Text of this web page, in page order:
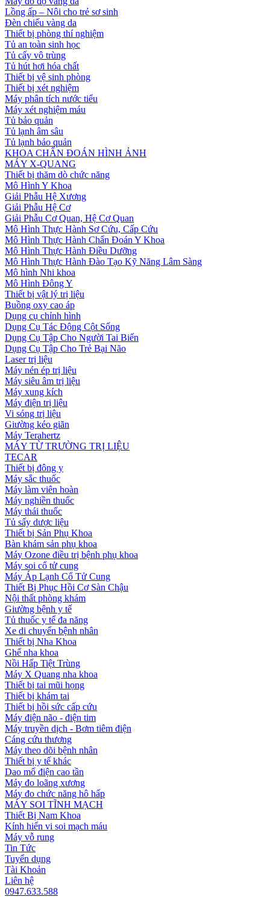
Lồng ấp – Nôi cho trẻ sơ sinh
Đèn chiếu vàng da
Thiết bị phòng thí nghiệm
Tủ an toàn sinh học
Tủ cấy vô trùng
Tủ hút hơi hóa chất
Thiết bị vệ sinh phòng
Thiết bị xét nghiệm
Máy phân tích nước tiểu
Máy xét nghiệm máu
Tủ bảo quản
Tủ lạnh âm sâu
Tủ lạnh bảo quản
KHOA CHẨN ĐOÁN HÌNH ẢNH
MÁY X-QUANG
Thiết bị thăm dò chức năng
Mô Hình Y Khoa
Giải Phẫu Hệ Xương
Giải Phẫu Hệ Cơ
Giải Phẫu Cơ Quan, Hệ Cơ Quan
Mô Hình Thực Hành Sơ Cứu, Cấp Cứu
Mô Hình Thực Hành Chẩn Đoán Y Khoa
Mô Hình Thực Hành Điều Dưỡng
Mô Hình Thực Hành Đào Tạo Kỹ Năng Lâm Sàng
Mô hình Nhi khoa
Mô Hình Đông Y
Thiết bị vật lý trị liệu
Buồng oxy cao áp
Dụng cụ chỉnh hình
Dụng Cụ Tác Động Cột Sống
Dụng Cụ Tập Cho Người Tai Biến
Dụng Cụ Tập Cho Trẻ Bại Não
Laser trị liệu
Máy nén ép trị liệu
Máy siêu âm trị liệu
Máy xung kích
Máy điện trị liệu
Vi sóng trị liệu
Giường kéo giãn
Máy Terahertz
MÁY TỪ TRƯỜNG TRỊ LIỆU
TECAR
Thiết bị đông y
Máy sắc thuốc
Máy làm viên hoàn
Máy nghiền thuốc
Máy thái thuốc
Tủ sấy dược liệu
Thiết bị Sản Phụ Khoa
Bàn khám sản phụ khoa
Máy Ozone điều trị bệnh phụ khoa
Máy soi cổ tử cung
Máy Áp Lạnh Cổ Tử Cung
Thiết Bị Phục Hồi Cơ Sàn Chậu
Nội thất phòng khám
Giường bệnh y tế
Tủ thuốc y tế đa năng
Xe di chuyển bệnh nhân
Thiết bị Nha Khoa
Ghế nha khoa
Nồi Hấp Tiệt Trùng
Máy X Quang nha khoa
Thiết bị tai mũi họng
Thiết bị khám tai
Thiết bị hồi sức cấp cứu
Máy điện não - điện tim
Máy truyền dịch - Bơm tiêm điện
Cáng cứu thương
Máy theo dõi bệnh nhân
Thiết bị y tế khác
Dao mổ điện cao tần
Máy đo loãng xương
Máy đo chức năng hô hấp
MÁY SOI TĨNH MẠCH
Thiết Bị Nam Khoa
Kính hiển vi soi mạch máu
Máy vỗ rung
Tin Tức
Tuyển dụng
Tài Khoản
Liên hệ
0947.633.588